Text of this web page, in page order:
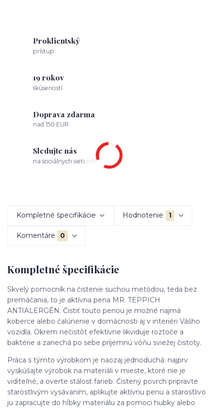
Proklientský
prístup
19 rokov
skúseností
Doprava zdarma
nad 150 EUR
Sledujte nás
na sociálnych sietiach
Kompletné špecifikácie Hodnotenie 1
Komentáre 0
Kompletné špecifikácie
Skvelý pomocník na čistenie suchou metódou, teda bez
premáčania, to je aktívna pena MR. TEPPICH
ANTIALERGÉN. Čistiť touto penou je možné najmä
koberce alebo čalúnenie v domácnosti aj v interiéri Vášho
vozidla. Okrem nečistôt efektívne likviduje roztoče a
baktérie a zanechá po sebe príjemnú vôňu sviežej čistoty.
Práca s týmto výrobkom je naozaj jednoduchá: najprv
vyskúšajte výrobok na materiáli v mieste, ktoré nie je
viditeľné, a overte stálosť farieb. Čistený povrch pripravte
starostlivým vysávaním, aplikujte aktívnu penu a starostlivo
ju zapracujte do hĺbky materiálu za pomoci hubky alebo